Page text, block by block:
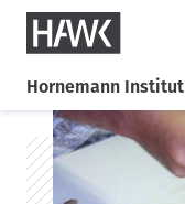
HAWK
Hornemann Institut
u
p